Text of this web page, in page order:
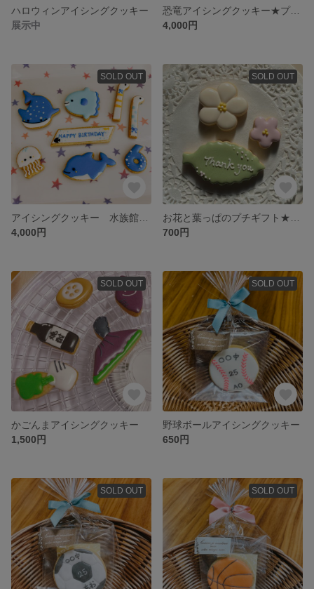
ハロウィンアイシングクッキー
展示中
恐竜アイシングクッキー★プレート、数字付き（アルファベット追加可能）
4,000円
SOLD OUT
4,000円
SOLD OUT
700円
SOLD OUT
かごんまアイシングクッキー
1,500円
SOLD OUT
野球ボールアイシングクッキー
650円
SOLD OUT SOLD OUT